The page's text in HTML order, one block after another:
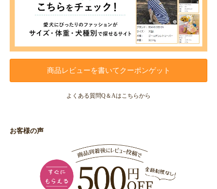
商品レビューを書いてクーポンゲット
よくある質問Q＆Aはこちらから
お客様の声